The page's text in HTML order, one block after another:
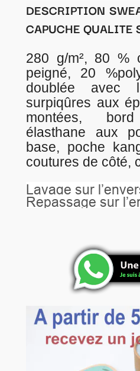
DESCRIPTION
CAPUCHE QUALITE
280 g/m², 80 %
peigné, 20
doublée avec
surpiqûres aux
montées,
élasthane aux
base, poche
coutures de côté,
Lavage sur
Repassage sur